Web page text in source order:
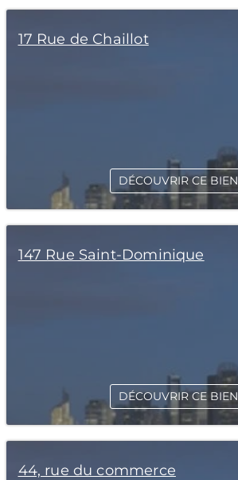
17 Rue de Chaillot
DÉCOUVRIR CE BIEN
147 Rue Saint-Dominique
DÉCOUVRIR CE BIEN
44, rue du commerce